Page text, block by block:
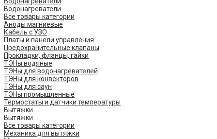
Водонагреватели
Все товары категории
Аноды магниевые
Кабель с УЗО
Платы и панели управления
Предохранительные клапаны
Прокладки, фланцы, гайки
ТЭНы водяные
ТЭНы для водонагревателей
ТЭНы для конвекторов
ТЭНы для саун
ТЭНы промышленные
Термостаты и датчики температуры
Вытяжки
Вытяжки
Все товары категории
Механика для вытяжки